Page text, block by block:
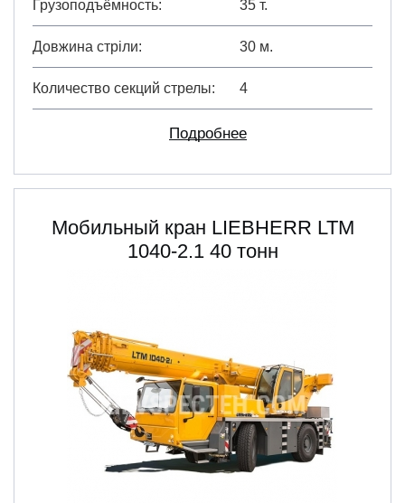
Грузоподъёмность 35 т.
Довжина стріли 30 м.
Количество секций стрелы 4
Подробнее
Мобильный кран LIEBHERR LTM
1040-2.1 40 тонн